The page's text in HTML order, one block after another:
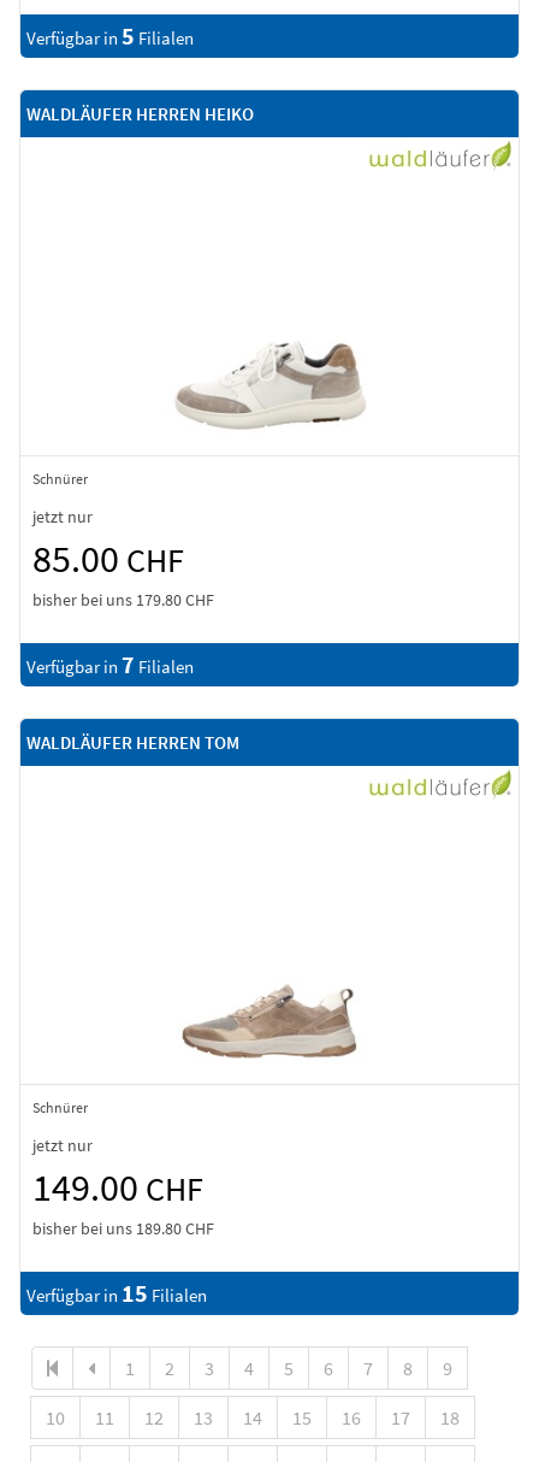
Verfügbar in 5 Filialen
WALDLÄUFER HERREN HEIKO
Schnürer
jetzt nur
85.00 CHF
bisher bei uns 179.80 CHF
Verfügbar in 7 Filialen
WALDLÄUFER HERREN TOM
Schnürer
jetzt nur
149.00 CHF
bisher bei uns 189.80 CHF
Verfügbar in 15 Filialen
1 2 3 4 5 6 7 8 9
10 11 12 13 14 15 16 17 18